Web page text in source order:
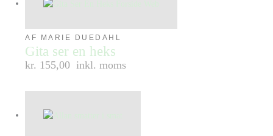
AF MARIE DUEDAHL
Gita ser en heks
kr. 155,00 inkl. moms